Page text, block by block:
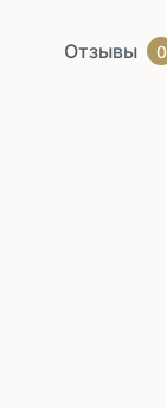
Отзывы 0